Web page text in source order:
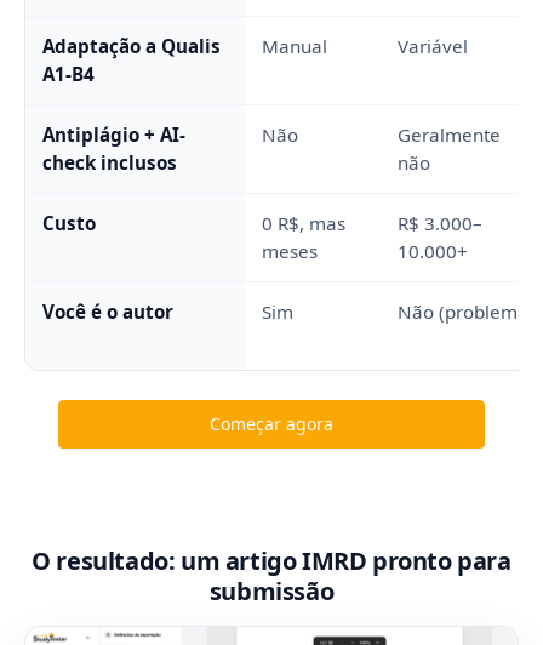
Adaptação a Qualis
A1-B4
Manual Variável
Antiplágio + AI-
check inclusos
Não
Geralmente
não
Custo
0 R$, mas
meses
R$ 3.000–
10.000+
Você é o autor Sim Não (problema)
Começar agora
O resultado: um artigo IMRD pronto para
submissão